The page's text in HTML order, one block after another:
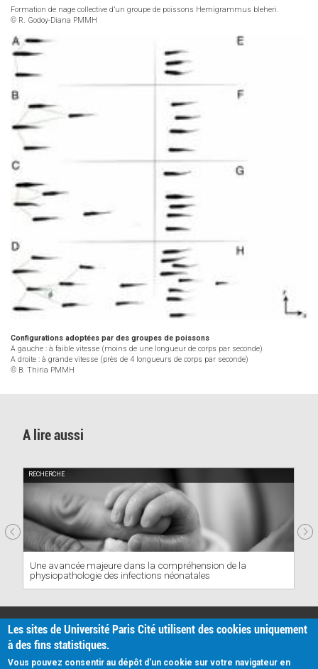
Formation de nage collective d’un groupe de poissons Hemigrammus bleheri.
© R. Godoy-Diana PMMH
Configurations adoptées par des groupes de poissons
A gauche : à faible vitesse (moins de une longueur de corps par seconde)
A droite : à grande vitesse (près de 4 longueurs de corps par seconde)
© B. Thiria PMMH
A lire aussi
RECHERCHE
Une avancée majeure dans la compréhension de la
physiopathologie des infections néonatales
PRATIQUE
Plan d'accès
Intranet
Mentions légales
Les sites de Université Paris Cité utilisent des cookies uniquement
à des fins statistiques.
Vous pouvez consentir au dépôt d'un cookie sur votre navigateur en